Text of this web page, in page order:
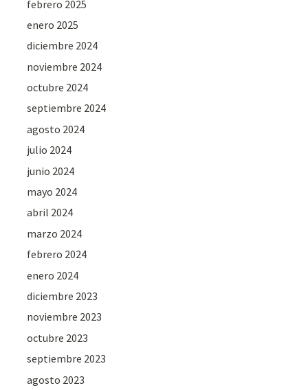
febrero 2025
enero 2025
diciembre 2024
noviembre 2024
octubre 2024
septiembre 2024
agosto 2024
julio 2024
junio 2024
mayo 2024
abril 2024
marzo 2024
febrero 2024
enero 2024
diciembre 2023
noviembre 2023
octubre 2023
septiembre 2023
agosto 2023